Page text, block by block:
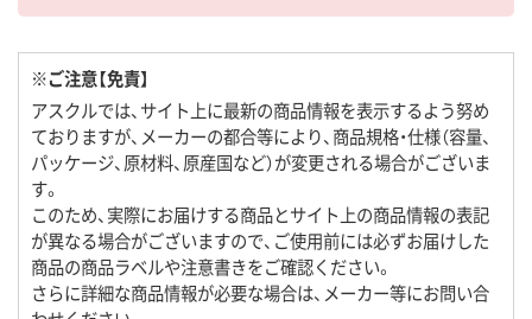
※ご注意【免責】
アスクルでは、サイト上に最新の商品情報を表示するよう努め
ておりますが、メーカーの都合等により、商品規格・仕様（容量、
パッケージ、原材料、原産国など）が変更される場合がございま
す。
このため、実際にお届けする商品とサイト上の商品情報の表記
が異なる場合がございますので、ご使用前には必ずお届けした
商品の商品ラベルや注意書きをご確認ください。
さらに詳細な商品情報が必要な場合は、メーカー等にお問い合